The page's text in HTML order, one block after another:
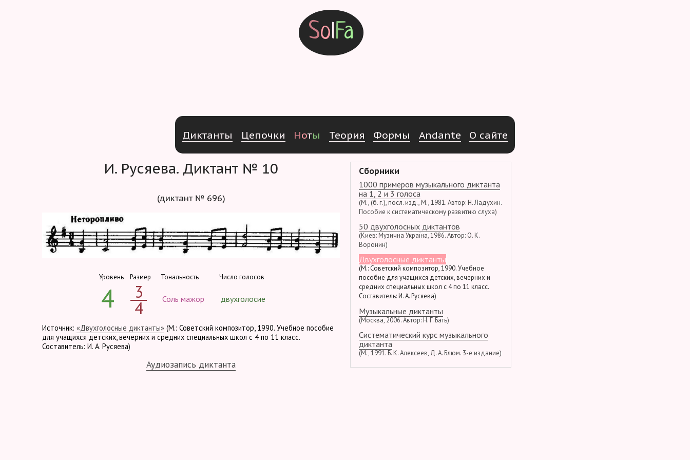
SolFa
Диктанты Цепочки Ноты Теория Формы Andante О сайте
И. Русяева. Диктант № 10
(диктант № 696)
Уровень
4
Размер
3
4
Тональность
Соль мажор
Число голосов
двухголосие
Источник: «Двухголосные диктанты» (М.: Советский композитор, 1990. Учебное пособие
для учащихся детских, вечерних и средних специальных школ с 4 по 11 класс.
Составитель: И. А. Русяева)
Аудиозапись диктанта
Сборники
1000 примеров музыкального диктанта
на 1, 2 и 3 голоса
(М., (б. г.), посл. изд., М., 1981. Автор: Н. Ладухин.
Пособие к систематическому развитию слуха)
50 двухголосных диктантов
(Киев: Музична Україна, 1986. Автор: О. К.
Воронин)
Двухголосные диктанты
(М.: Советский композитор, 1990. Учебное
пособие для учащихся детских, вечерних и
средних специальных школ с 4 по 11 класс.
Составитель: И. А. Русяева)
Музыкальные диктанты
(Москва, 2006. Автор: Н. Г. Бать)
Систематический курс музыкального
диктанта
(М., 1991. Б. К. Алексеев, Д. А. Блюм. 3-е издание)